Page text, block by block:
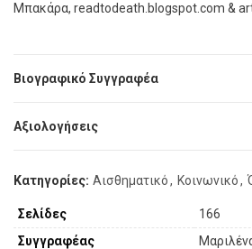
Μπακάρα, readtodeath.blogspot.com &
Βιογραφικό Συγγραφέα
Αξιολογήσεις
Κατηγορίες: Αισθηματικό, Κοινωνικό,
Σελίδες
166
Συγγραφέας